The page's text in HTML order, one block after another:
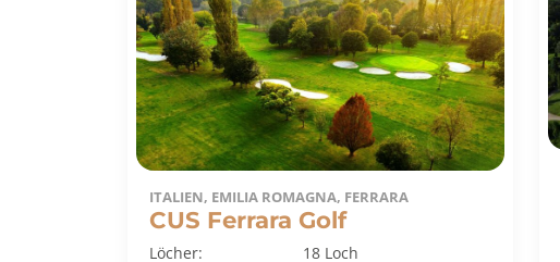
ITALIEN, EMILIA ROMAGNA, FERRARA
CUS Ferrara Golf
Löcher: 18 Loch